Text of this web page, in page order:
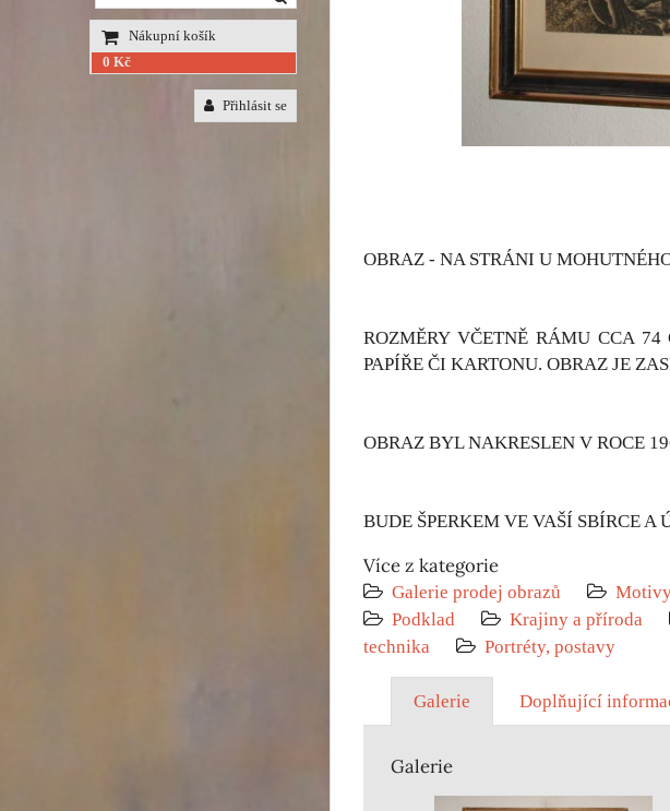
OBRAZ - NA STRÁNI U
ROZMĚRY VČETNĚ RÁMU CCA
PAPÍŘE ČI KARTONU. OBRAZ JE
OBRAZ BYL NAKRESLEN V ROCE
BUDE ŠPERKEM VE VAŠÍ SBÍRCE A
Více z kategorie
Galerie prodej obrazů
Podklad
Krajiny a příroda
technika
Portréty, postavy
Galerie Doplňující
Galerie
Nákupní košík
0 Kč
Přihlásit se